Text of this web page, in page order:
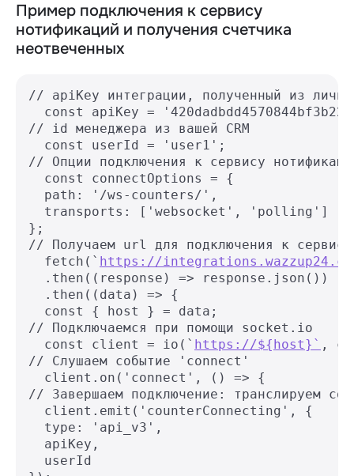
Пример подключения к сервису
нотификаций и получения счетчика
неотвеченных
// apiKey интеграции, полученный из
const apiKey =
// id менеджера из вашей CRM
  const userId = 'user1';
// Опции подключения к сервису
  const connectOptions = {
  path: '/ws-counters/',
  transports: ['websocket', 'polling']
};
// Получаем url для подключения к сервису
  fetch(`
https://
  .then((response) => response.json())
  .then((data) => {
  const { host } = data;
// Подключаемся при помощи socket.io
  const client = io(`
https://${host}` ,
// Слушаем событие 'connect'
  client.on('connect', () => {
// Завершаем подключение: транслируем
  client.emit('counterConnecting', {
  type: 'api_v3',
  apiKey,
  userId